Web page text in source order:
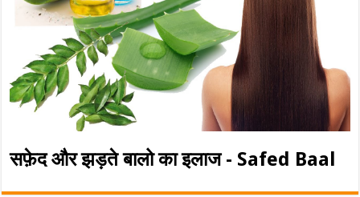
सफ़ेद और झड़ते बालो का इलाज - Safed Baal